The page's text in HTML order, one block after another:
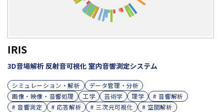
IRIS
3D音場解析 反射音可視化 室内音響測定システム
シミュレーション・解析
データ管理・分析
画像・映像・音響処理
工学 芸術学 理学
# 音響解析
# 音響測定
# 応答解析 # 三次元可視化 # 空間解析